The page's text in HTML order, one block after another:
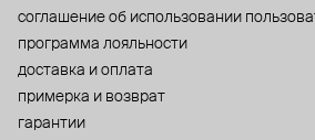
cоглашение об использовании
программа лояльности
доставка и оплата
примерка и возврат
гарантии